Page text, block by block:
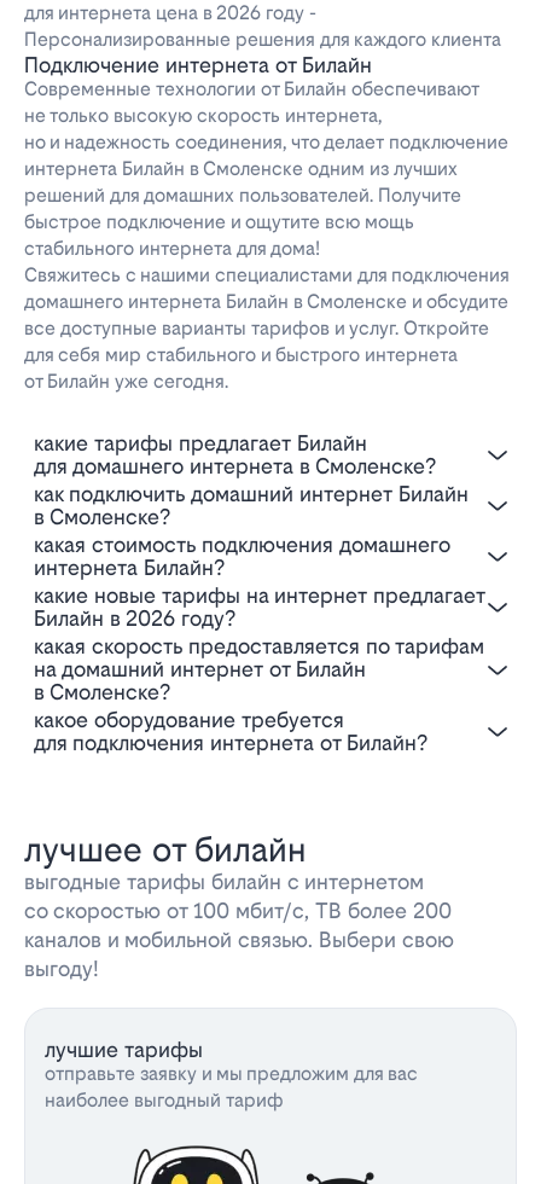
для интернета цена в 2026 году -
Персонализированные решения для каждого клиента
Подключение интернета от Билайн
Современные технологии от Билайн обеспечивают
не только высокую скорость интернета,
но и надежность соединения, что делает подключение
интернета Билайн в Смоленске одним из лучших
решений для домашних пользователей. Получите
быстрое подключение и ощутите всю мощь
стабильного интернета для дома!
Свяжитесь с нашими специалистами для подключения
домашнего интернета Билайн в Смоленске и обсудите
все доступные варианты тарифов и услуг. Откройте
для себя мир стабильного и быстрого интернета
от Билайн уже сегодня.
Какие тарифы предлагает Билайн
для домашнего интернета в Смоленске?
Как подключить домашний интернет Билайн
в Смоленске?
Какая стоимость подключения домашнего
интернета Билайн?
Какие новые тарифы на интернет предлагает
Билайн в 2026 году?
Какая скорость предоставляется по тарифам
на домашний интернет от Билайн
в Смоленске?
Какое оборудование требуется
для подключения интернета от Билайн?
лучшее от билайн
выгодные тарифы билайн с интернетом
со скоростью от 100 мбит/с, ТВ более 200
каналов и мобильной связью. Выбери свою
выгоду!
лучшие тарифы
отправьте заявку и мы предложим для вас
наиболее выгодный тариф